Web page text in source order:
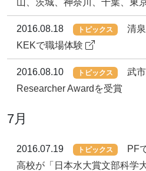
2016.08.18 トピックス
清
KEKで職場体験
2016.08.10 トピックス
武
Researcher Awardを受賞
7月
2016.07.19 トピックス
PF
高校が「日本水大賞文部科学